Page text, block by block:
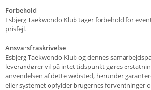
Forbehold
Esbjerg Taekwondo Klub tager forbehold for
prisfejl.
Ansvarsfraskrivelse
Esbjerg Taekwondo Klub og dennes
leverandører vil på intet tidspunkt gøres
anvendelsen af dette websted, herunder
eller systemet opfylder brugernes forventninger